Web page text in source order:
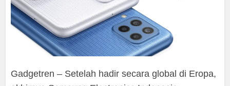
Gadgetren – Setelah hadir secara global di Eropa,